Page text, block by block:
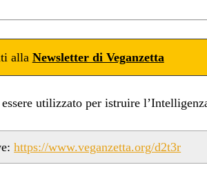
alla Newsletter di Veganzetta
utilizzato per istruire
https://www.veganzetta.org/d2t3r